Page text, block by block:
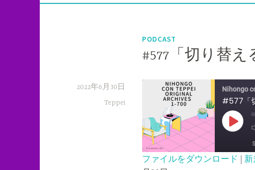
PODCAST
#577「切り替え
2022年6月30日
Teppei
Nihongo
#577「
PLAY
ファイルをダウンロード |